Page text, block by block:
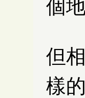
個
但
樣